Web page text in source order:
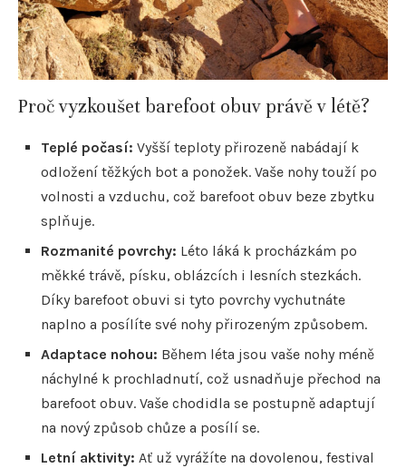
Proč vyzkoušet barefoot obuv právě v létě?
Teplé počasí: Vyšší teploty přirozeně nabádají k
odložení těžkých bot a ponožek. Vaše nohy touží po
volnosti a vzduchu, což barefoot obuv beze zbytku
splňuje.
Rozmanité povrchy: Léto láká k procházkám po
měkké trávě, písku, oblázcích i lesních stezkách.
Díky barefoot obuvi si tyto povrchy vychutnáte
naplno a posílíte své nohy přirozeným způsobem.
Adaptace nohou: Během léta jsou vaše nohy méně
náchylné k prochladnutí, což usnadňuje přechod na
barefoot obuv. Vaše chodidla se postupně adaptují
na nový způsob chůze a posílí se.
Letní aktivity: Ať už vyrážíte na dovolenou, festival